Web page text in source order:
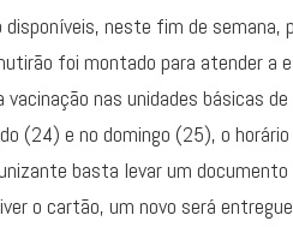
neste fim de semana,
foi montado para atender a
nas unidades básicas
(24) e no domingo (25), o
basta levar um documento
o cartão, um novo será